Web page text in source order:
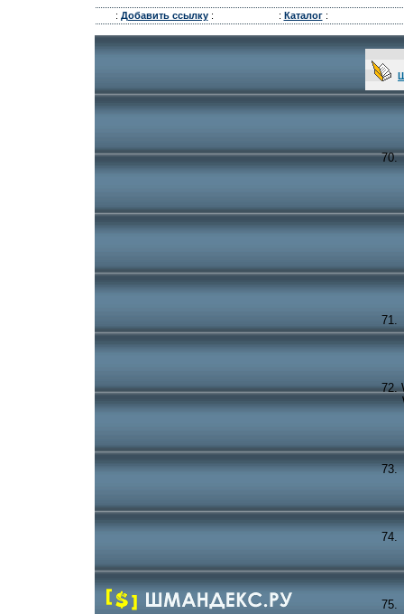
: Добавить ссылку: : Каталог: